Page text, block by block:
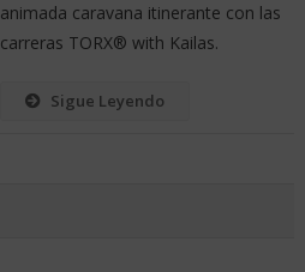
animada caravana itinerante con las
carreras TORX®️ with Kailas.
Sigue Leyendo